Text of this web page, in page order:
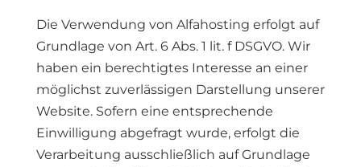
Die Verwendung von Alfahosting erfolgt auf
Grundlage von Art. 6 Abs. 1 lit. f DSGVO. Wir
haben ein berechtigtes Interesse an einer
möglichst zuverlässigen Darstellung unserer
Website. Sofern eine entsprechende
Einwilligung abgefragt wurde, erfolgt die
Verarbeitung ausschließlich auf Grundlage